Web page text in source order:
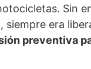
Sin
siempre era
preventiva